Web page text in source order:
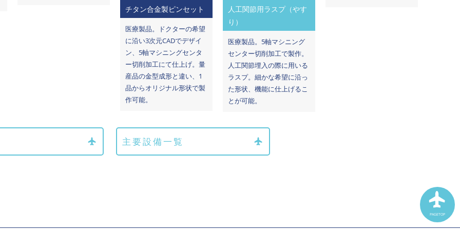
チタン合金製ピンセット
医療製品。ドクターの希望
に沿い3次元CADでデザイ
ン、5軸マシニングセンタ
ー切削加工にて仕上げ。量
産品の金型成形と違い、1
品からオリジナル形状で製
作可能。
人工関節用ラスプ（やす
り）
医療製品。5軸マシニング
センター切削加工で製作。
人工関節埋入の際に用いる
ラスプ。細かな希望に沿っ
た形状、機能に仕上げるこ
とが可能。
主要設備一覧
PAGETOP